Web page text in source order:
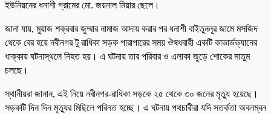
ইউনিয়নের ধনাশী গ্রামের মো. জয়নাল মিয়ার ছেলে।
জানা যায়, মুয়াজ শক্রবার জুম্মার নামাজ আদায় করার পর ধনাশী বাইতুননূর জামে মসজিদ
থেকে বের হয়ে নবীনগর টু রাধিকা সড়ক পারাপারের সময় ঔষধবাহী একটি কাভার্ডভ্যানের
ধাক্কায় ঘটনাস্থলে নিহত হয়। এ ঘটনায় তার পরিবার ও এলাকা জুড়ে শোকের মাতুম
চলছে।
স্থানীয়রা জানান, এই নিয়ে নবীনগর-রাধিকা সড়কে ২৫ থেকে ৩০ জনের মৃত্যু হয়েছে।
সড়কটি দিন দিন মৃত্যুর মিছিলে পরিনত হচ্ছে। এ ঘটনায় পথচারীরা যদি সতর্কতা অবলম্বন